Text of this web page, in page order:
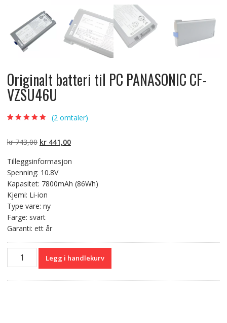
Originalt batteri til PC PANASONIC CF-
VZSU46U
kundevurderinger
(2omtaler)
kr743,00 Opprinnelig
var:
kr 743,00.
kr441,00Nåværende
er:
Tilleggsinformasjon
Spenning: 10.8V
Kapasitet: 7800mAh (86Wh)
Kjemi: Li-ion
Type vare: ny
Farge: svart
Garanti: ett år
Originalt
batteri
Legg i handlekurv